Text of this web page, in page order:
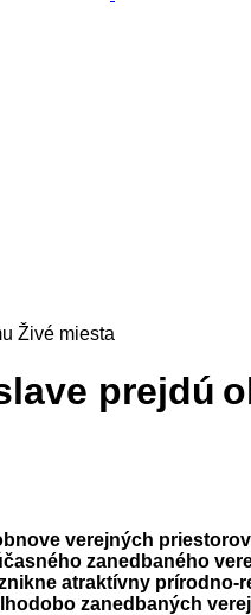
Živé miesta
prejdú
verejných
zanedbaného
atraktívny
zanedbaných